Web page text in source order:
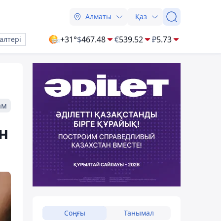
Алматы Қаз
+31°$467.48 €539.52 ₽5.73
Соңғы Танымал